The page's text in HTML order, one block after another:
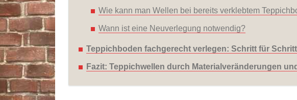
Wie kann man Wellen bei bereits verklebtem
Wann ist eine Neuverlegung notwendig?
Teppichboden fachgerecht verlegen: Schritt für
Fazit: Teppichwellen durch Materialveränderungen